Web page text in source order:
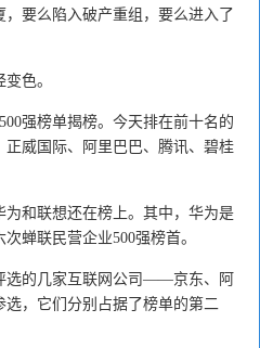
要么陷入破产重组，要么进入了
色。
强榜单揭榜。今天排在前十名的
威国际、阿里巴巴、腾讯、碧桂
和联想还在榜上。其中，华为是
蝉联民营企业500强榜首。
的几家互联网公司——京东、阿
，它们分别占据了榜单的第二